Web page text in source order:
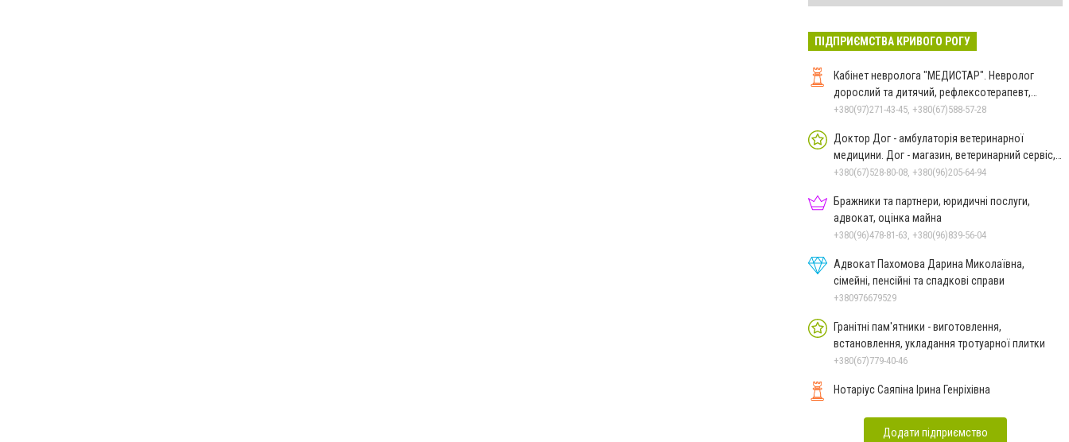
ПІДПРИЄМСТВА КРИВОГО РОГУ
Кабінет невролога "МЕДИСТАР". Невролог
дорослий та дитячий, рефлексотерапевт,
гомеопат.
+380(97)271-43-45, +380(67)588-57-28
Доктор Дог - амбулаторія ветеринарної
медицини. Дог - магазин, ветеринарний сервіс,
аптека
+380(67)528-80-08, +380(96)205-64-94
Бражники та партнери, юридичні послуги,
адвокат, оцінка майна
+380(96)478-81-63, +380(96)839-56-04
Адвокат Пахомова Дарина Миколаївна,
сімейні, пенсійні та спадкові справи
+380976679529
Гранітні пам'ятники - виготовлення,
встановлення, укладання тротуарної плитки
+380(67)779-40-46
Нотаріус Саяпіна Ірина Генріхівна
Додати підприємство